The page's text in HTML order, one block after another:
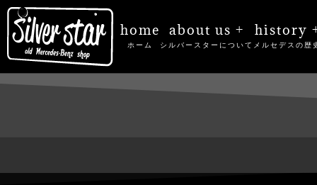
home
ホーム
about us +
シルバースターについて
history
メルセデスの歴